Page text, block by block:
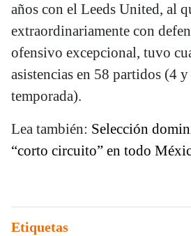
años con el Leeds United, al
extraordinariamente con
ofensivo excepcional, tuvo
asistencias en 58 partidos (4 y
temporada).
Lea también: Selección
“corto circuito” en todo
Etiquetas